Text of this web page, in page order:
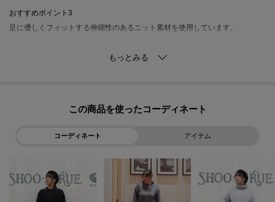
おすすめポイント3
足に優しくフィットする伸縮性のあるニット素材を使用しています。
※照明の関係により、実際よりも色味が違って見える場合があります。ま
この商品を使った
コーディネート アイテム